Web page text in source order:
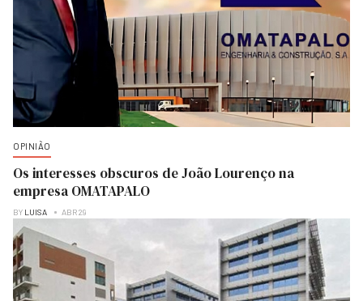
OPINIÃO
Os interesses obscuros de João Lourenço na
empresa OMATAPALO
BY LUISA ABR 29